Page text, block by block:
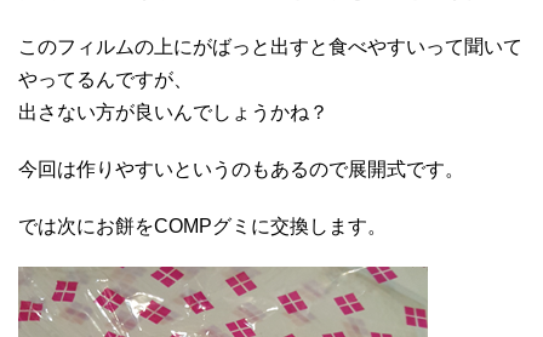
このフィルムの上にがばっと出すと食べやすいって聞いて
やってるんですが、
出さない方が良いんでしょうかね？
今回は作りやすいというのもあるので展開式です。
では次にお餅をCOMPグミに交換します。